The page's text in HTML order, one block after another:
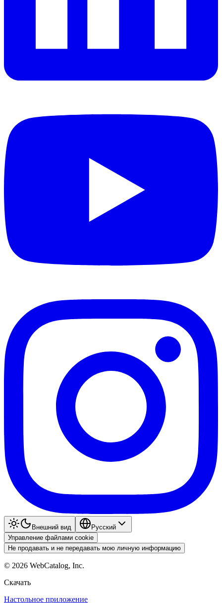
Внешний вид
Pyccкий
Управление файлами cookie
Не продавать и не передавать мою личную информацию
© 2026 WebCatalog, Inc.
Скачать
Настольное приложение